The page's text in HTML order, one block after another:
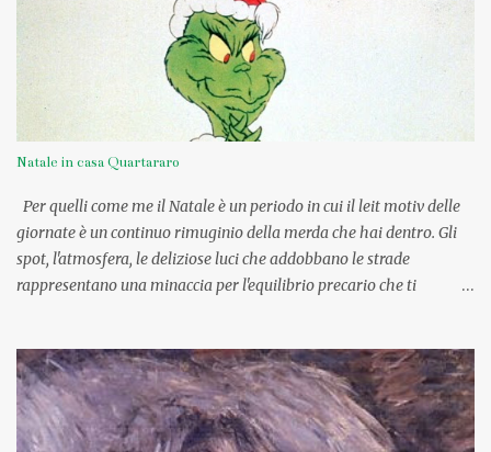
Natale in casa Quartararo
Per quelli come me il Natale è un periodo in cui il leit motiv delle
giornate è un continuo rimuginio della merda che hai dentro. Gli
spot, l'atmosfera, le deliziose luci che addobbano le strade
rappresentano una minaccia per l'equilibrio precario che ti
godermi il momento, provavo solo un grande disagio e un enorme
senso di straniamento, come se fossi stata adottata. Intorno a me il
delirio: 15 cugini, 30 zii, una nonna uscita da un romanzo di Pennac
e la percezione che nemmeno quell'anno avrei ricevuto Barbie